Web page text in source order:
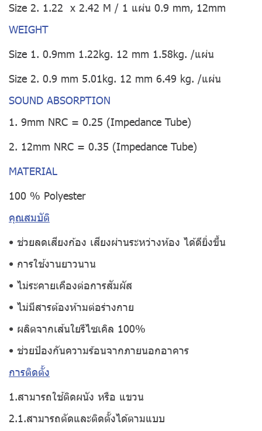
Size 2. 1.22 x 2.42 M / 1 แผ่น 0.9 mm, 12mm
WEIGHT
Size 1. 0.9mm 1.22kg. 12 mm 1.58kg. /แผ่น
Size 2. 0.9 mm 5.01kg. 12 mm 6.49 kg. /แผ่น
SOUND ABSORPTION
1. 9mm NRC = 0.25 (Impedance Tube)
2. 12mm NRC = 0.35 (Impedance Tube)
MATERIAL
100 % Polyester
คุณสมบัติ
• ช่วยลดเสียงก้อง เสียงผ่านระหว่างห้อง ได้ดียิ่งขึ้น
• การใช้งานยาวนาน
• ไม่ระคายเคืองต่อการสัมผัส
• ไม่มีสารต้องห้ามต่อร่างกาย
• ผลิตจากเส้นใยรีไซเคิล 100%
• ช่วยป้องกันความร้อนจากภายนอกอาคาร
การติดตั้ง
1.สามารถใช้ติดผนัง หรือ แขวน
2.1.สามารถตัดและติดตั้งได้ตามแบบ